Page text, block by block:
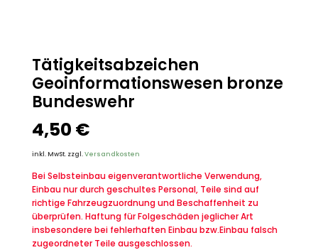
Tätigkeitsabzeichen
Geoinformationswesen bronze
Bundeswehr
4,50 €
inkl. MwSt. zzgl.Versandkosten
Bei Selbsteinbau eigenverantwortliche Verwendung,
Einbau nur durch geschultes Personal, Teile sind auf
richtige Fahrzeugzuordnung und Beschaffenheit zu
überprüfen. Haftung für Folgeschäden jeglicher Art
insbesondere bei fehlerhaften Einbau bzw.Einbau falsch
zugeordneter Teile ausgeschlossen.